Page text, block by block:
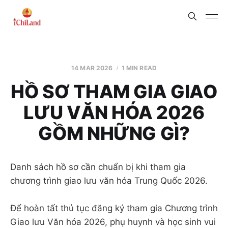
14 MAR 2026 1 MIN READ
HỒ SƠ THAM GIA GIAO
LƯU VĂN HÓA 2026
GỒM NHỮNG GÌ?
Danh sách hồ sơ cần chuẩn bị khi tham gia
chương trình giao lưu văn hóa Trung Quốc 2026.
Để hoàn tất thủ tục đăng ký tham gia Chương trình
Giao lưu Văn hóa 2026, phụ huynh và học sinh vui